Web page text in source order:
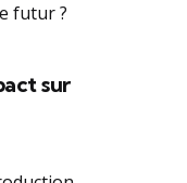
futur ?
sur